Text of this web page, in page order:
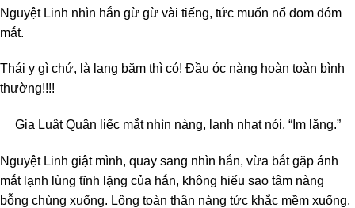
Nguyệt Linh nhìn hắn gừ gừ vài tiếng, tức muốn nổ đom đóm
mắt.
Thái y gì chứ, là lang băm thì có! Đầu óc nàng hoàn toàn bình
thường!!!!
Gia Luật Quân liếc mắt nhìn nàng, lạnh nhạt nói, “Im lặng.”
Nguyệt Linh giật mình, quay sang nhìn hắn, vừa bắt gặp ánh
mắt lạnh lùng tĩnh lặng của hắn, không hiểu sao tâm nàng
bỗng chùng xuống. Lông toàn thân nàng tức khắc mềm xuống,